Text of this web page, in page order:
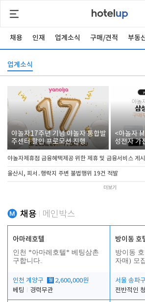
채용 인재 업계소식 구매/견적 부동
업계소식
야놀자17주년 기념 야놀자 통합발
주센터 할인 프로모션 진행
<야놀자
성전자 가
야놀자제휴점 금융혜택제공 위한 제휴 및 금융서비스 게시
울산시, 피서․행락지 주변 불법행위 19건 적발
더보기
채용 메인박스
아마레호텔
인천 *아마레호텔* 베팅삼촌
구합니다.
인천 계양구 월 2,600,000원
베팅
경력무관
방이동 호
방이동
자매) 모
서울 송파구